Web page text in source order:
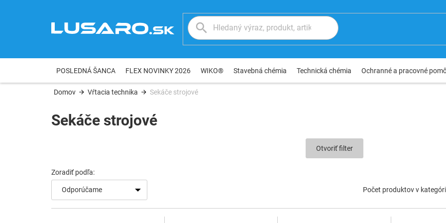
POSLEDNÁ ŠANCA FLEX NOVINKY 2026 WIKO® Stavebná chémia Technická chémia Ochranné a pracovné
Domov Vŕtacia technika Sekáče strojové
Sekáče strojové
Odporúčame Počet produktov v
Otvoriť filter
i
p
r